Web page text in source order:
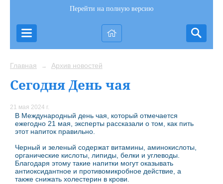
Перейти на полную версию
Главная → Архив новостей
Сегодня День чая
21 мая 2024 г.
В Международный день чая, который отмечается
ежегодно 21 мая, эксперты рассказали о том, как пить
этот напиток правильно.
Черный и зеленый содержат витамины, аминокислоты,
органические кислоты, липиды, белки и углеводы.
Благодаря этому такие напитки могут оказывать
антиоксидантное и противомикробное действие, а
также снижать холестерин в крови.